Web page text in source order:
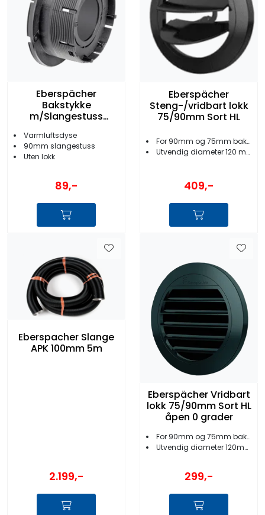
Eberspächer
Bakstykke
m/Slangestuss
Varmluftsdyse
90mm slangestuss
Uten lokk
89,-
Eberspächer
Steng-/vridbart lokk
75/90mm Sort HL
For 90mm og 75mm bakstykker
Utvendig diameter 120 mm
409,-
Eberspacher Slange
APK 100mm 5m
2.199,-
Eberspächer Vridbart
lokk 75/90mm Sort HL
åpen 0 grader
For 90mm og 75mm bakstykker
Utvendig diameter 120mm
299,-